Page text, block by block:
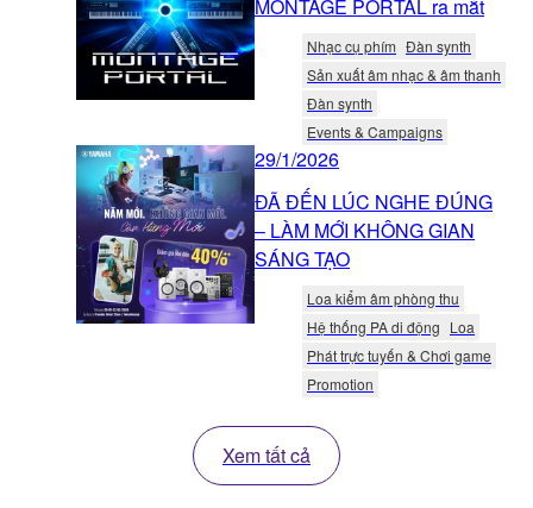
MONTAGE PORTAL ra mắt
Nhạc cụ phím Đàn synth
Sản xuất âm nhạc & âm thanh
Đàn synth
Events & Campaigns
29/1/2026
ĐÃ ĐẾN LÚC NGHE ĐÚNG
– LÀM MỚI KHÔNG GIAN
SÁNG TẠO
Loa kiểm âm phòng thu
Hệ thống PA di động Loa
Phát trực tuyến & Chơi game
Promotion
Xem tất cả